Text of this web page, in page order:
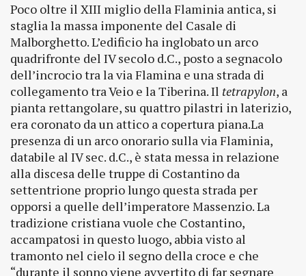
Poco oltre il XIII miglio della Flaminia antica, si
staglia la massa imponente del Casale di
Malborghetto. L’edificio ha inglobato un arco
quadrifronte del IV secolo d.C., posto a segnacolo
dell’incrocio tra la via Flamina e una strada di
collegamento tra Veio e la Tiberina. Il tetrapylon, a
pianta rettangolare, su quattro pilastri in laterizio,
era coronato da un attico a copertura piana.La
presenza di un arco onorario sulla via Flaminia,
databile al IV sec. d.C., è stata messa in relazione
alla discesa delle truppe di Costantino da
settentrione proprio lungo questa strada per
opporsi a quelle dell’imperatore Massenzio. La
tradizione cristiana vuole che Costantino,
accampatosi in questo luogo, abbia visto al
tramonto nel cielo il segno della croce e che
“durante il sonno viene avvertito di far segnare